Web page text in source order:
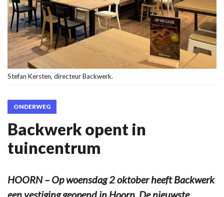
Stefan Kersten, directeur Backwerk.
ONDERWEG
Backwerk opent in
tuincentrum
HOORN – Op woensdag 2 oktober heeft Backwerk
een vestiging geopend in Hoorn. De nieuwste